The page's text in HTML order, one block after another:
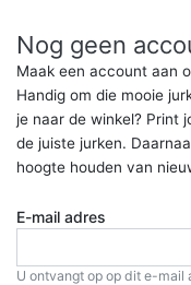
Nog geen
Maak een account aan
Handig om die mooie
je naar de winkel? Print
de juiste jurken.
hoogte houden van
E-mail adres
U ontvangt op op dit e-